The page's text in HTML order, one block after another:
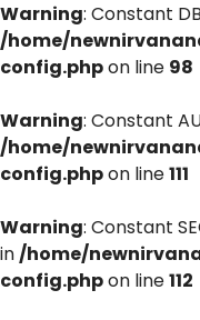
Warning: Constant
/home/
config.phpon line 98
Warning: Constant
/home/
config.phpon line111
Warning: Constant
in/home/
config.phpon line112